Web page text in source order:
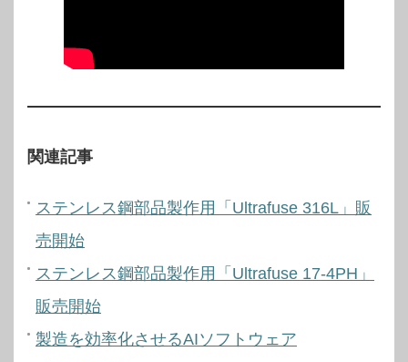
関連記事
ステンレス鋼部品製作用「Ultrafuse 316L」販
売開始
ステンレス鋼部品製作用「Ultrafuse 17-4PH」
販売開始
製造を効率化させるAIソフトウェア